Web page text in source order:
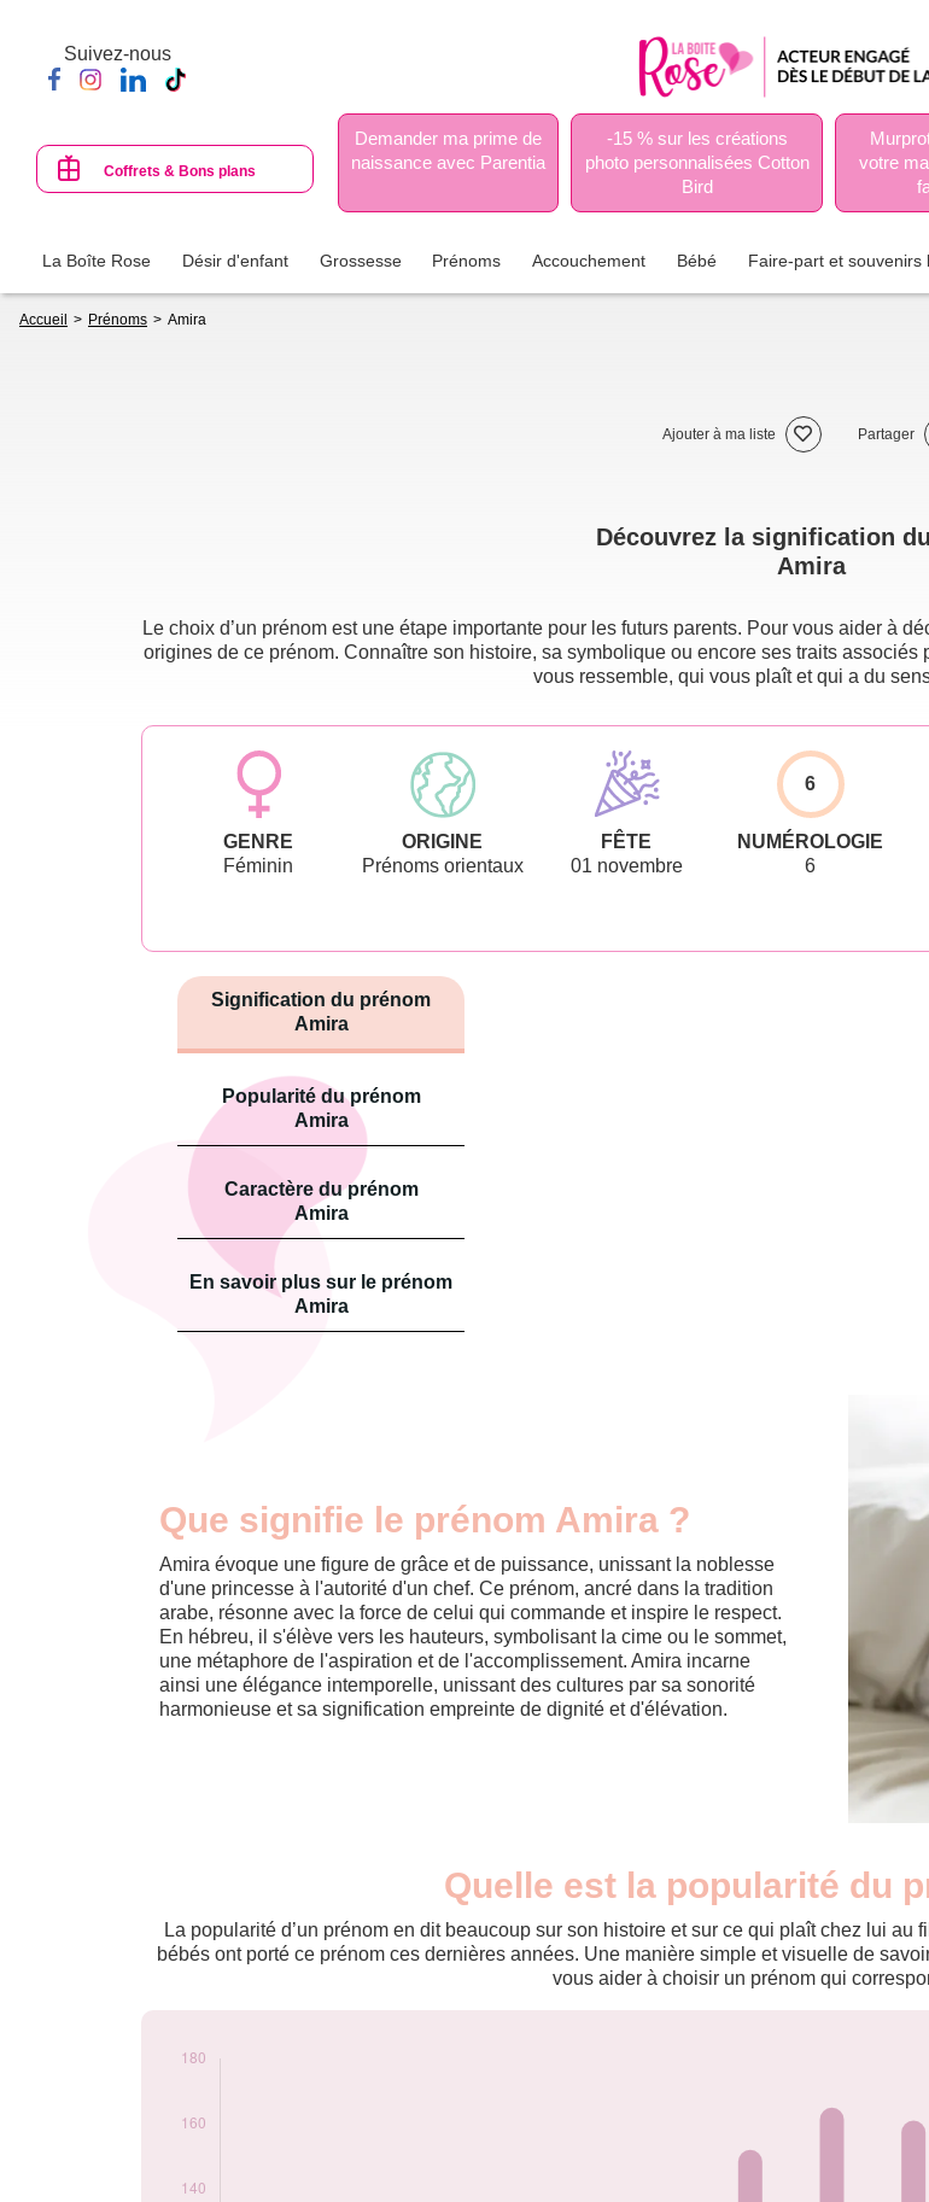
contenu
principal
Suivez-nous
Coffrets & Bons plans
Demander ma prime de
naissance avec Parentia
-15 % sur les créations
photo personnalisées Cotton
Bird
votre
La Boîte Rose Désir d'enfant Grossesse Prénoms Accouchement Bébé Faire-part et souvenirs
d'Ariane
Accueil Prénoms Amira
Ajouter à ma liste Partager
Découvrez la signification
Amira
Le choix d’un prénom est une étape importante pour les futurs parents. Pour vous aider à
origines de ce prénom. Connaître son histoire, sa symbolique ou encore ses traits
vous ressemble, qui vous plaît et qui a du
GENRE
Féminin
ORIGINE
Prénoms orientaux
FÊTE
01 novembre
6
NUMÉROLOGIE
6
Signification du prénom
Amira
Popularité du prénom
Amira
Caractère du prénom
Amira
En savoir plus sur le prénom
Amira
Que signifie le prénom Amira ?
Amira évoque une figure de grâce et de puissance, unissant la noblesse
d'une princesse à l'autorité d'un chef. Ce prénom, ancré dans la tradition
arabe, résonne avec la force de celui qui commande et inspire le respect.
En hébreu, il s'élève vers les hauteurs, symbolisant la cime ou le sommet,
une métaphore de l'aspiration et de l'accomplissement. Amira incarne
ainsi une élégance intemporelle, unissant des cultures par sa sonorité
harmonieuse et sa signification empreinte de dignité et d'élévation.
Quelle est la popularité du
La popularité d’un prénom en dit beaucoup sur son histoire et sur ce qui plaît chez lui
bébés ont porté ce prénom ces dernières années. Une manière simple et visuelle de
vous aider à choisir un prénom qui
2009
60
2010
84
2014
116
2019